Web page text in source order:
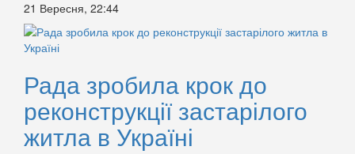
21 Вересня, 22:44
Рада зробила крок до
реконструкції застарілого
житла в Україні